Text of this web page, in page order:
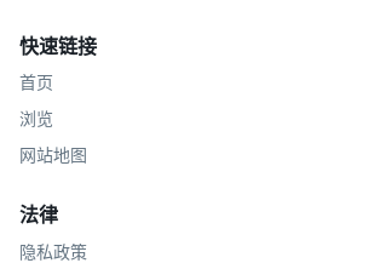
快速链接
首页
浏览
网站地图
法律
隐私政策